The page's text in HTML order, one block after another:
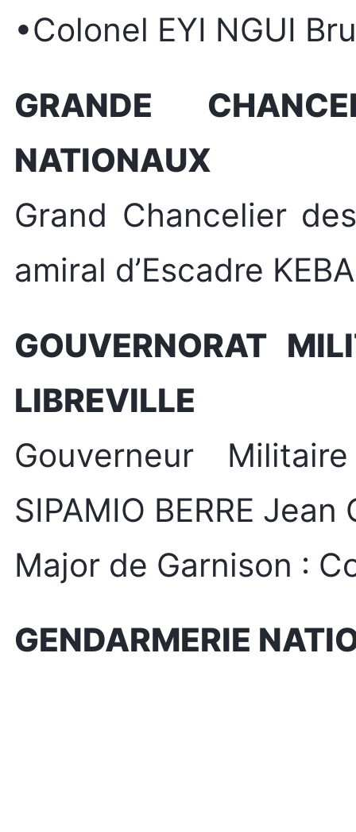
•Colonel EYI NGUI
GRANDE
NATIONAUX
Grand Chancelier
amiral d’Escadre
GOUVERNORAT
LIBREVILLE
Gouverneur
SIPAMIO BERRE
Major de Garnison :
GENDARMERIE